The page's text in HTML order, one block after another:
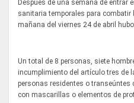
Después de una semana de
sanitaria temporales para combatir
mañana del viernes 24 de abril
Un total de 8 personas, siete
incumplimiento del artículo tres de
personas residentes o
con mascarillas o elementos de